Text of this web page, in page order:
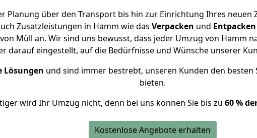
Planung über den Transport bis hin zur Einrichtung Ihres neuen
Zusatzleistungen in Hamm wie das Verpacken und Entpacken
Müll an. Wir sind uns bewusst, dass jeder Umzug von Hamm
darauf eingestellt, auf die Bedürfnisse und Wünsche unserer
Lösungen und sind immer bestrebt, unseren Kunden den besten
bieten.
wird Ihr Umzug nicht, denn bei uns können Sie bis zu 60 %
Kostenlose Angebote erhalten